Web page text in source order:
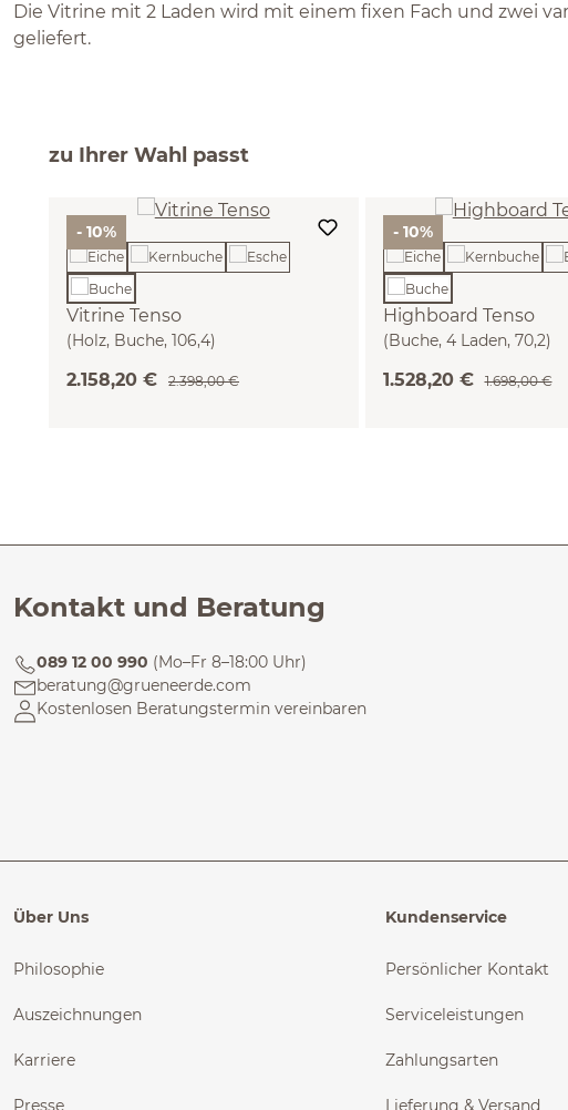
Die Vitrine mit 2 Laden wird mit einem fixen Fach und zwei
geliefert.
zu Ihrer Wahl passt
- 10%
Vitrine Tenso
(Holz, Buche, 106,4)
2.158,20 € 2.398,00 €
- 10%
Highboard Tenso
(Buche, 4 Laden, 70,2)
1.528,20 € 1.698,00 €
Kontakt und Beratung
089 12 00 990 (Mo–Fr 8–18:00 Uhr)
beratung@grueneerde.com
Kostenlosen Beratungstermin vereinbaren
Über Uns
Philosophie
Auszeichnungen
Karriere
Presse
Kundenservice
Persönlicher Kontakt
Serviceleistungen
Zahlungsarten
Lieferung & Versand